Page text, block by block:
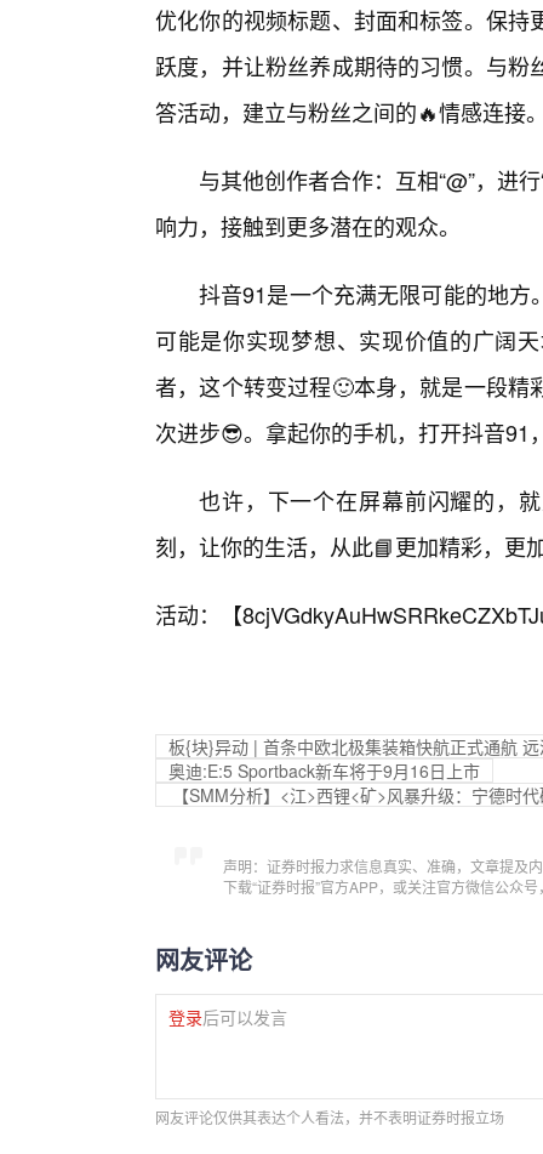
优化你的视频标题、封面和标签。保
跃度，并让粉丝养成期待的习惯。与
答活动，建立与粉丝之间的🔥情感连接
与其他创作者合作：互相“@”，进
响力，接触到更多潜在的观众。
抖音91是一个充满无限可能的地
可能是你实现梦想、实现价值的广阔
者，这个转变过程🙂本身，就是一段
次进步😎。拿起你的手机，打开抖音91
也许，下一个在屏幕前闪耀的，
刻，让你的生活，从此📘更加精彩，更
活动：【
板{块}异动 | 首条中欧北极集装箱快航正式通航
奥迪:E:5 Sportback新车将于9月16日上市
【SMM分析】<江>西锂<矿>风暴升级：宁德时
声明：证券时报力求信息真实、准确，文章提及
下载“证券时报”官方APP，或关注官方微信公众
网友评论
登录后可以发言
网友评论仅供其表达个人看法，并不表明证券时报立场